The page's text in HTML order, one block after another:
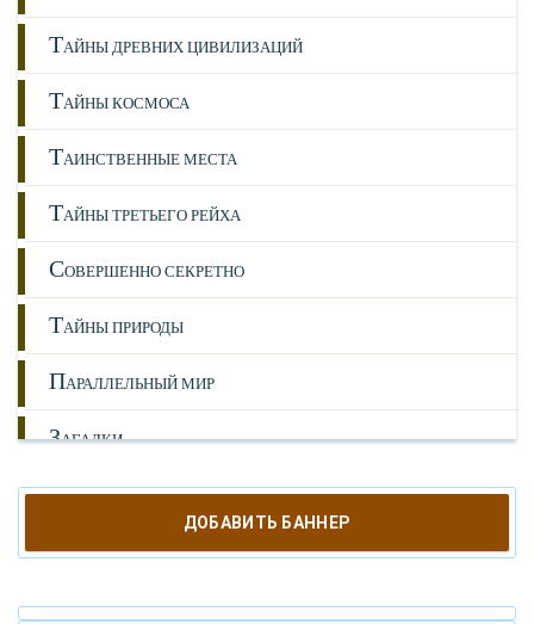
ТАЙНЫ ДРЕВНИХ ЦИВИЛИЗАЦИЙ
ТАЙНЫ КОСМОСА
ТАИНСТВЕННЫЕ МЕСТА
ТАЙНЫ ТРЕТЬЕГО РЕЙХА
СОВЕРШЕННО СЕКРЕТНО
ТАЙНЫ ПРИРОДЫ
ПАРАЛЛЕЛЬНЫЙ МИР
ЗАГАДКИ
ИСТОРИЯ
ЛЮДИ
АНОМАЛИИ
ДОБАВИТЬ БАННЕР